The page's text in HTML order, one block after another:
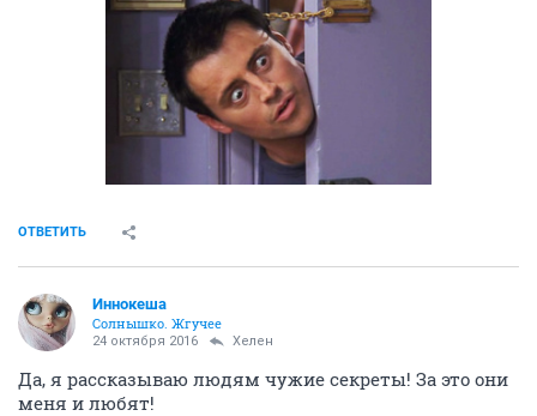
ОТВЕТИТЬ
Иннокеша
Солнышко. Жгучее
24 октября 2016 Хелен
Да, я рассказываю людям чужие секреты! За это они
меня и любят!